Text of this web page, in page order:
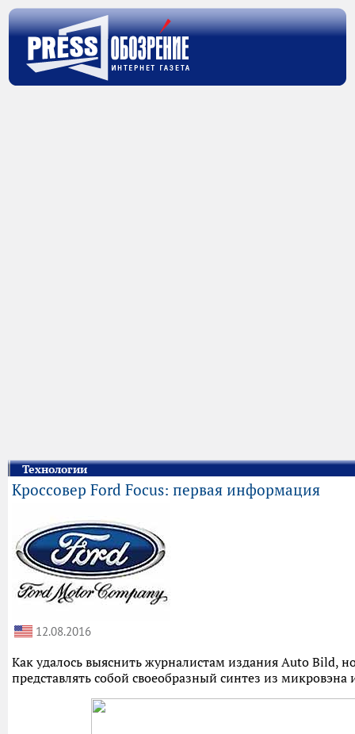
Технологии
Кроссовер Ford Focus: первая информация
12.08.2016
Как удалось выяснить журналистам издания Auto Bild,
представлять собой своеобразный синтез из микровэна